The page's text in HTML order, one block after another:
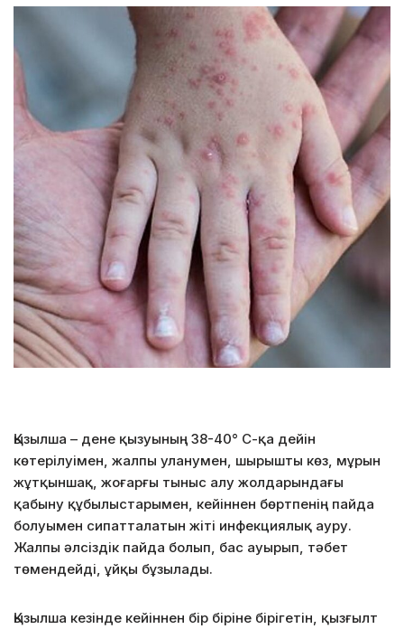
Қызылша – дене қызуының 38-40° С-қа дейін
көтерілуімен, жалпы уланумен, шырышты көз, мұрын
жұтқыншақ, жоғарғы тыныс алу жолдарындағы
қабыну құбылыстарымен, кейіннен бөртпенің пайда
болуымен сипатталатын жіті инфекциялық ауру.
Жалпы әлсіздік пайда болып, бас ауырып, тәбет
төмендейді, ұйқы бұзылады.
Қызылша кезінде кейіннен бір біріне бірігетін, қызғылт